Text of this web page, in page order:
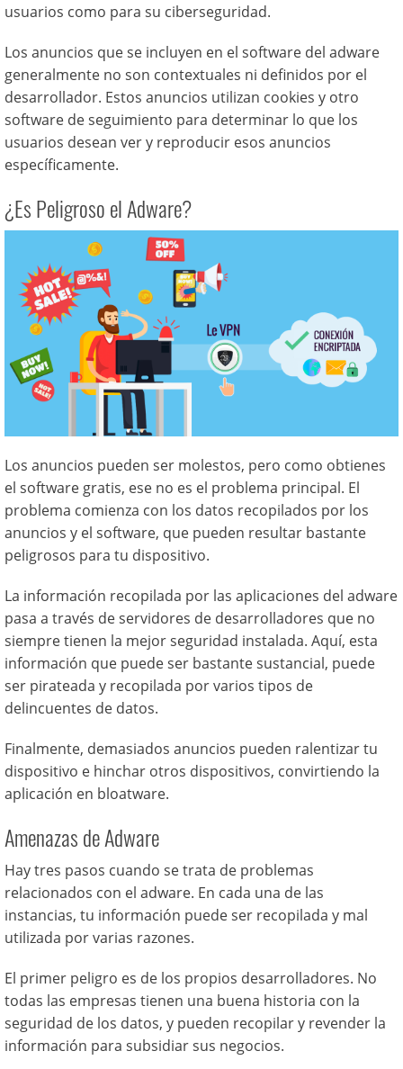
usuarios como para su ciberseguridad.
Los anuncios que se incluyen en el software del adware
generalmente no son contextuales ni definidos por el
desarrollador. Estos anuncios utilizan cookies y otro
software de seguimiento para determinar lo que los
usuarios desean ver y reproducir esos anuncios
específicamente.
¿Es Peligroso el Adware?
Los anuncios pueden ser molestos, pero como obtienes
el software gratis, ese no es el problema principal. El
problema comienza con los datos recopilados por los
anuncios y el software, que pueden resultar bastante
peligrosos para tu dispositivo.
La información recopilada por las aplicaciones del adware
pasa a través de servidores de desarrolladores que no
siempre tienen la mejor seguridad instalada. Aquí, esta
información que puede ser bastante sustancial, puede
ser pirateada y recopilada por varios tipos de
delincuentes de datos.
Finalmente, demasiados anuncios pueden ralentizar tu
dispositivo e hinchar otros dispositivos, convirtiendo la
aplicación en bloatware.
Amenazas de Adware
Hay tres pasos cuando se trata de problemas
relacionados con el adware. En cada una de las
instancias, tu información puede ser recopilada y mal
utilizada por varias razones.
El primer peligro es de los propios desarrolladores. No
todas las empresas tienen una buena historia con la
seguridad de los datos, y pueden recopilar y revender la
información para subsidiar sus negocios.